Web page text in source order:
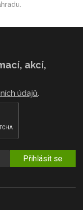
akcí,
údajů.
Přihlásit se